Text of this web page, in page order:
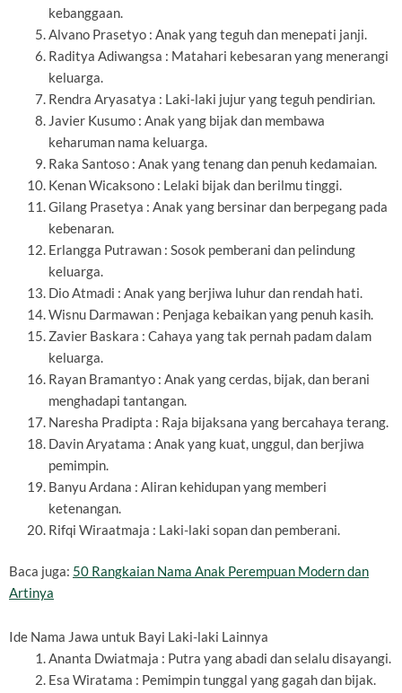
kebanggaan.
Alvano Prasetyo : Anak yang teguh dan menepati janji.
Raditya Adiwangsa : Matahari kebesaran yang menerangi
keluarga.
Rendra Aryasatya : Laki-laki jujur yang teguh pendirian.
Javier Kusumo : Anak yang bijak dan membawa
keharuman nama keluarga.
Raka Santoso : Anak yang tenang dan penuh kedamaian.
Kenan Wicaksono : Lelaki bijak dan berilmu tinggi.
Gilang Prasetya : Anak yang bersinar dan berpegang pada
kebenaran.
Erlangga Putrawan : Sosok pemberani dan pelindung
keluarga.
Dio Atmadi : Anak yang berjiwa luhur dan rendah hati.
Wisnu Darmawan : Penjaga kebaikan yang penuh kasih.
Zavier Baskara : Cahaya yang tak pernah padam dalam
keluarga.
Rayan Bramantyo : Anak yang cerdas, bijak, dan berani
menghadapi tantangan.
Naresha Pradipta : Raja bijaksana yang bercahaya terang.
Davin Aryatama : Anak yang kuat, unggul, dan berjiwa
pemimpin.
Banyu Ardana : Aliran kehidupan yang memberi
ketenangan.
Rifqi Wiraatmaja : Laki-laki sopan dan pemberani.
Baca juga: 50 Rangkaian Nama Anak Perempuan Modern dan
Artinya
Ide Nama Jawa untuk Bayi Laki-laki Lainnya
Ananta Dwiatmaja : Putra yang abadi dan selalu disayangi.
Esa Wiratama : Pemimpin tunggal yang gagah dan bijak.